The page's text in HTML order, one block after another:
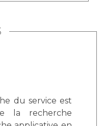
du service est
la recherche